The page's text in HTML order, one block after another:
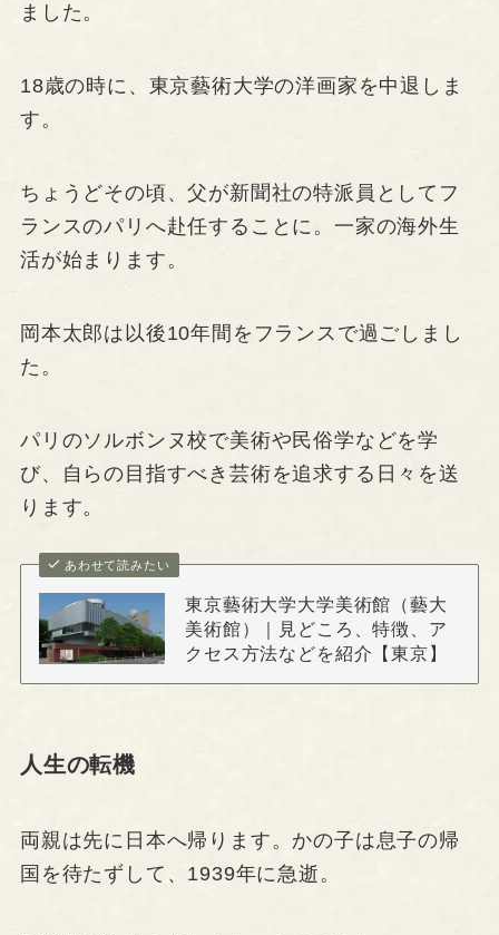
ました。
18歳の時に、東京藝術大学の洋画家を中退しま
す。
ちょうどその頃、父が新聞社の特派員としてフ
ランスのパリへ赴任することに。一家の海外生
活が始まります。
岡本太郎は以後10年間をフランスで過ごしまし
た。
パリのソルボンヌ校で美術や民俗学などを学
び、自らの目指すべき芸術を追求する日々を送
ります。
あわせて読みたい
東京藝術大学大学美術館（藝大
美術館）｜見どころ、特徴、ア
クセス方法などを紹介【東京】
人生の転機
両親は先に日本へ帰ります。かの子は息子の帰
国を待たずして、1939年に急逝。